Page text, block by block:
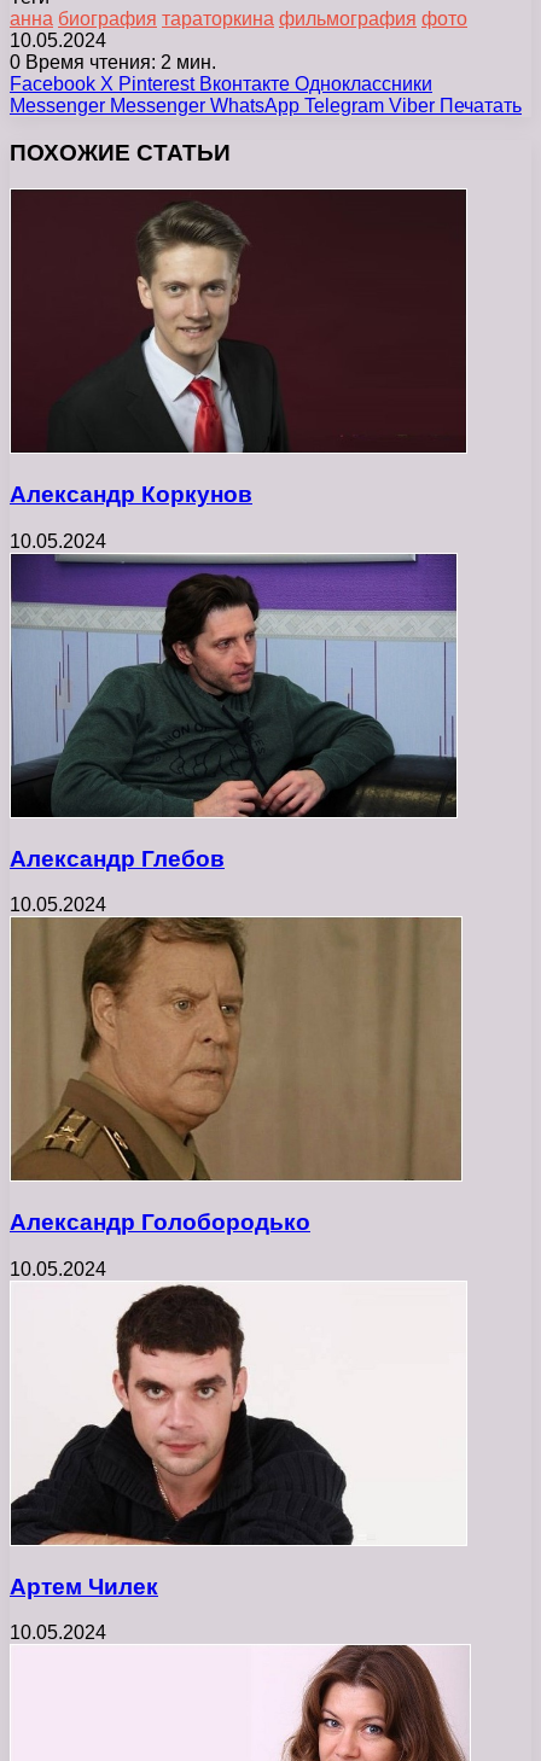
анна биография тараторкина фильмография фото
10.05.2024
0 Время чтения: 2 мин.
Facebook X Pinterest Вконтакте Одноклассники
Messenger Messenger WhatsApp Telegram Viber Печатать
ПОХОЖИЕ СТАТЬИ
Александр Коркунов
10.05.2024
Александр Глебов
10.05.2024
Александр Голобородько
10.05.2024
Артем Чилек
10.05.2024